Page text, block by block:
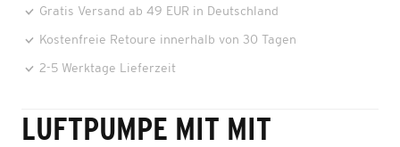
Gratis Versand ab 49 EUR in Deutschland
Kostenfreie Retoure innerhalb von 30 Tagen
2-5 Werktage Lieferzeit
LUFTPUMPE MIT MIT